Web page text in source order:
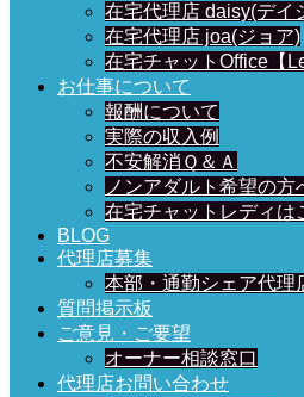
在宅代理店 daisy(デイ
在宅代理店 joa(ジョア)
在宅チャットOffice【
お仕事について
報酬について
実際の収入例
不安解消Ｑ＆Ａ
ノンアダルト希望の方
在宅チャットレディは
BLOG
代理店募集
本部・通勤シェア代理
質問掲示板
ご意見・ご要望
オーナー相談窓口
代理店お問い合わせ